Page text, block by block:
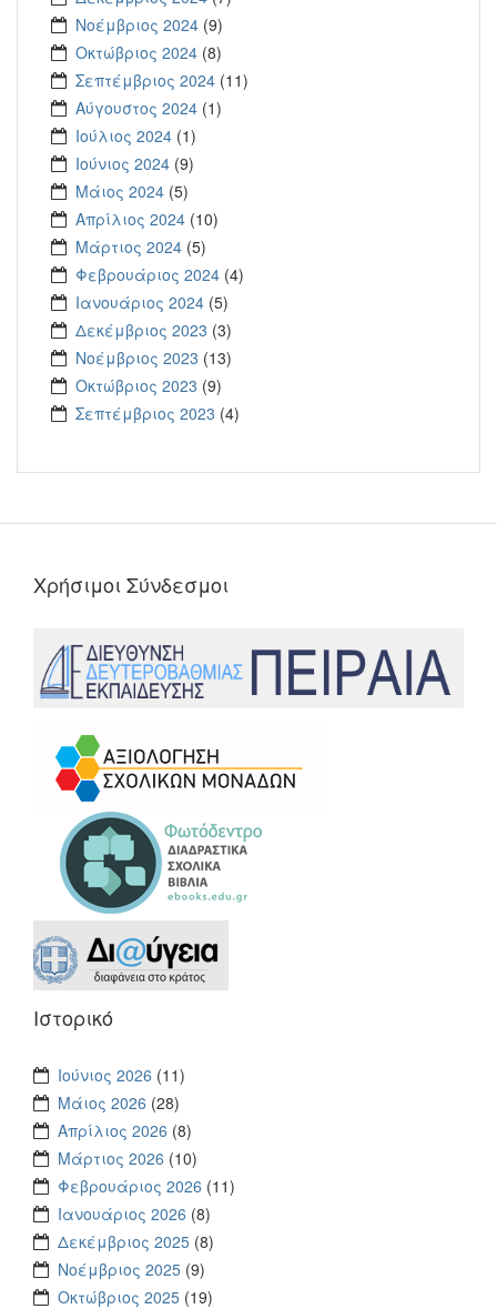
Νοέμβριος 2024 (9)
Οκτώβριος 2024 (8)
Σεπτέμβριος 2024 (11)
Αύγουστος 2024 (1)
Ιούλιος 2024 (1)
Ιούνιος 2024 (9)
Μάιος 2024 (5)
Απρίλιος 2024 (10)
Μάρτιος 2024 (5)
Φεβρουάριος 2024 (4)
Ιανουάριος 2024 (5)
Δεκέμβριος 2023 (3)
Νοέμβριος 2023 (13)
Οκτώβριος 2023 (9)
Σεπτέμβριος 2023 (4)
Χρήσιμοι Σύνδεσμοι
Ιστορικό
Ιούνιος 2026 (11)
Μάιος 2026 (28)
Απρίλιος 2026 (8)
Μάρτιος 2026 (10)
Φεβρουάριος 2026 (11)
Ιανουάριος 2026 (8)
Δεκέμβριος 2025 (8)
Νοέμβριος 2025 (9)
Οκτώβριος 2025 (19)